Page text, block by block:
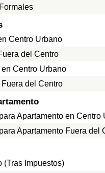
Centro Urbano
del Centro
Centro Urbano
del Centro
Apartamento en Centro
Apartamento Fuera del
(Tras Impuestos)